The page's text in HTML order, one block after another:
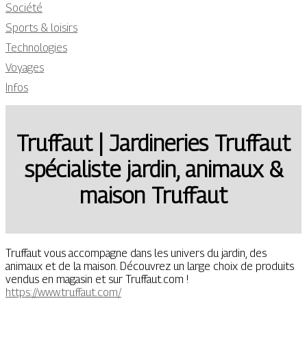
Société
Sports & loisirs
Technologies
Voyages
Infos
Truffaut | Jardineries Truffaut
spécialiste jardin, animaux &
maison Truffaut
Truffaut vous accompagne dans les univers du jardin, des
animaux et de la maison. Découvrez un large choix de produits
vendus en magasin et sur Truffaut.com !
https://www.truffaut.com/